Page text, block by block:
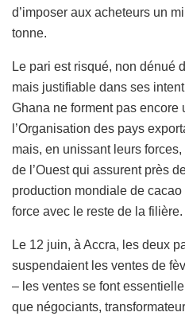
d’imposer aux acheteurs un
tonne.
Le pari est risqué, non dénué
mais justifiable dans ses
Ghana ne forment pas encore
l’Organisation des pays
mais, en unissant leurs
de l’Ouest qui assurent près
production mondiale de
force avec le reste de la filière.
Le 12 juin, à Accra, les deux
suspendaient les ventes de
– les ventes se font
que négociants,